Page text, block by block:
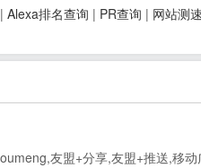
| Alexa排名查询 | PR查询 | 网站测速
友盟+分享,友盟+推送,移